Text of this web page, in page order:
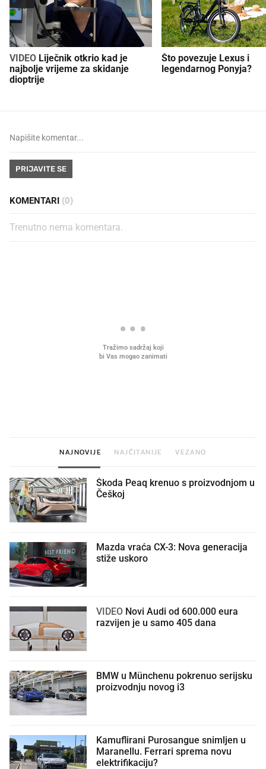
VIDEO
najbolje vrijeme za skidanje
dioptrije
Što povezuje Lexus i
legendarnog Ponyja?
PRIJAVITE SE
KOMENTARI (0)
Trenutno nema komentara.
NAJNOVIJE NAJČITANIJE VEZANO
Škoda Peaq krenuo s proizvodnjom u
Češkoj
Mazda vraća CX-3: Nova generacija
stiže uskoro
VIDEO
razvijen je u samo 405 dana
BMW u Münchenu pokrenuo serijsku
proizvodnju novog i3
Kamuflirani Purosangue snimljen u
Maranellu. Ferrari sprema novu
elektrifikaciju?